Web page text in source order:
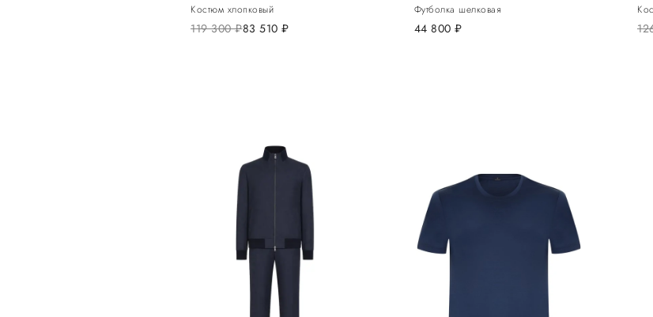
Костюм хлопковый
119 300руб.83 510 руб.
Футболка шелковая
44 800 руб.